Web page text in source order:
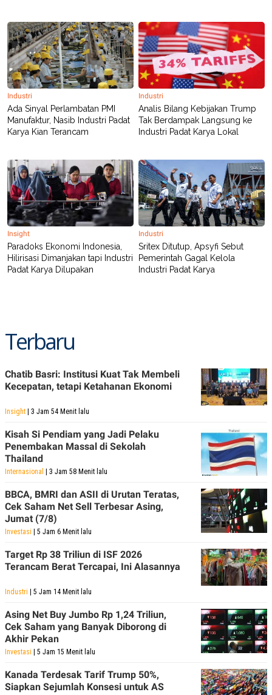
Industri
Ada Sinyal Perlambatan PMI
Manufaktur, Nasib Industri Padat
Karya Kian Terancam
Industri
Analis Bilang Kebijakan Trump
Tak Berdampak Langsung ke
Industri Padat Karya Lokal
Insight
Paradoks Ekonomi Indonesia,
Hilirisasi Dimanjakan tapi Industri
Padat Karya Dilupakan
Industri
Sritex Ditutup, Apsyfi Sebut
Pemerintah Gagal Kelola
Industri Padat Karya
Terbaru
Chatib Basri: Institusi Kuat Tak Membeli
Kecepatan, tetapi Ketahanan Ekonomi
Insight | 3 Jam 54 Menit lalu
Kisah Si Pendiam yang Jadi Pelaku
Penembakan Massal di Sekolah
Thailand
Internasional | 3 Jam 58 Menit lalu
BBCA, BMRI dan ASII di Urutan Teratas,
Cek Saham Net Sell Terbesar Asing,
Jumat (7/8)
Investasi | 5 Jam 6 Menit lalu
Target Rp 38 Triliun di ISF 2026
Terancam Berat Tercapai, Ini Alasannya
Industri | 5 Jam 14 Menit lalu
Asing Net Buy Jumbo Rp 1,24 Triliun,
Cek Saham yang Banyak Diborong di
Akhir Pekan
Investasi | 5 Jam 15 Menit lalu
Kanada Terdesak Tarif Trump 50%,
Siapkan Sejumlah Konsesi untuk AS